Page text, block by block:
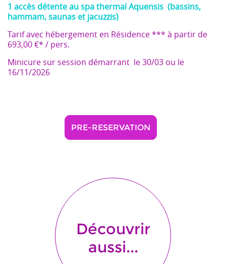
1 accès détente au spa thermal Aquensis (bassins,
hammam, saunas et jacuzzis)
Tarif avec hébergement en Résidence *** à partir de
693,00 €* / pers.
Minicure sur session démarrant le 30/03 ou le
16/11/2026
PRE-RESERVATION
Découvrir
aussi...